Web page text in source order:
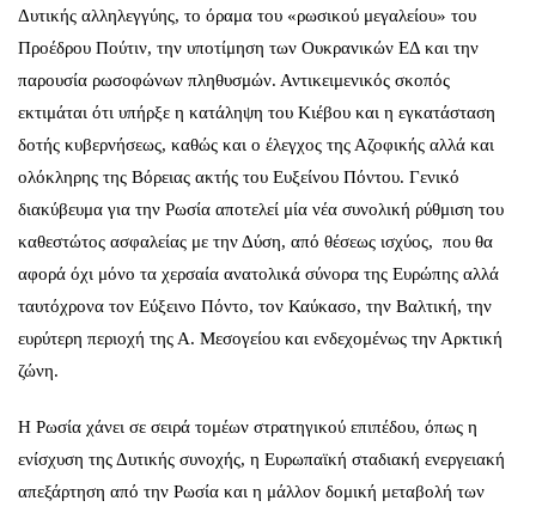
Δυτικής αλληλεγγύης, το όραμα του «ρωσικού μεγαλείου» του
Προέδρου Πούτιν, την υποτίμηση των Ουκρανικών ΕΔ και την
παρουσία ρωσοφώνων πληθυσμών. Αντικειμενικός σκοπός
εκτιμάται ότι υπήρξε η κατάληψη του Κιέβου και η εγκατάσταση
δοτής κυβερνήσεως, καθώς και ο έλεγχος της Αζοφικής αλλά και
ολόκληρης της Βόρειας ακτής του Ευξείνου Πόντου. Γενικό
διακύβευμα για την Ρωσία αποτελεί μία νέα συνολική ρύθμιση του
καθεστώτος ασφαλείας με την Δύση, από θέσεως ισχύος, που θα
αφορά όχι μόνο τα χερσαία ανατολικά σύνορα της Ευρώπης αλλά
ταυτόχρονα τον Εύξεινο Πόντο, τον Καύκασο, την Βαλτική, την
ευρύτερη περιοχή της Α. Μεσογείου και ενδεχομένως την Αρκτική
ζώνη.
Η Ρωσία χάνει σε σειρά τομέων στρατηγικού επιπέδου, όπως η
ενίσχυση της Δυτικής συνοχής, η Ευρωπαϊκή σταδιακή ενεργειακή
απεξάρτηση από την Ρωσία και η μάλλον δομική μεταβολή των